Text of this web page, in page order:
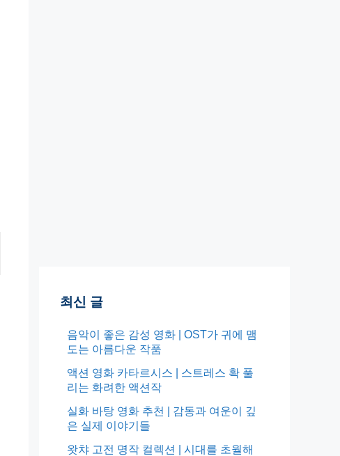
최신 글
음악이 좋은 감성 영화 | OST가 귀에 맴
도는 아름다운 작품
액션 영화 카타르시스 | 스트레스 확 풀
리는 화려한 액션작
실화 바탕 영화 추천 | 감동과 여운이 깊
은 실제 이야기들
왓챠 고전 명작 컬렉션 | 시대를 초월해